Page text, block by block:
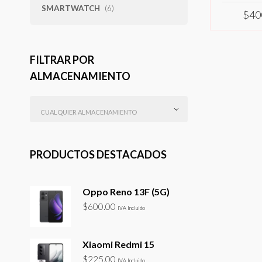
SMARTWATCH (6)
FILTRAR POR
ALMACENAMIENTO
CUALQUIER ALMACENAMIENTO
PRODUCTOS DESTACADOS
Oppo Reno 13F (5G)
$600.00 IVA Incluido
Xiaomi Redmi 15
$225.00 IVA Incluido
$